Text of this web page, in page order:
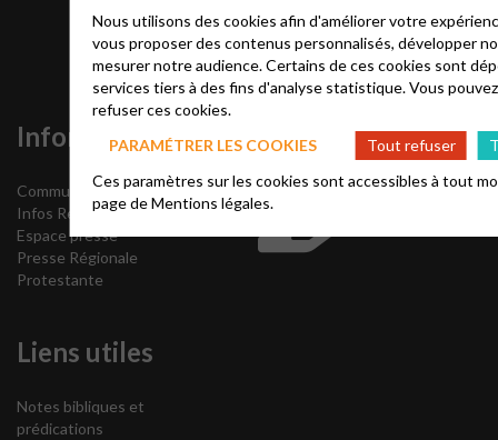
Informations
Communiqués
Infos Ressources
Espace presse
Presse Régionale
Protestante
Liens utiles
Notes bibliques et
prédications
Soutenir l’Eglise
Nous utilisons des cookies afin d'améliorer votre
vous proposer des contenus personnalisés, développer
mesurer notre audience. Certains de ces cookies sont
services tiers à des fins d'analyse statistique. Vous
refuser ces cookies.
PARAMÉTRER LES COOKIES
Tout refuser
Ces paramètres sur les cookies sont accessibles à tout
page deMentions légales.